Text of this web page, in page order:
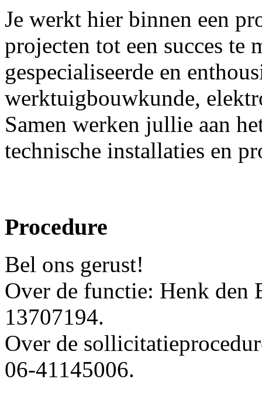
Je werkt hier binnen een
projecten tot een succes te
gespecialiseerde en
werktuigbouwkunde,
Samen werken jullie aan
technische installaties en
Procedure
Bel ons gerust!
Over de functie: Henk den
13707194.
Over de
06-41145006.